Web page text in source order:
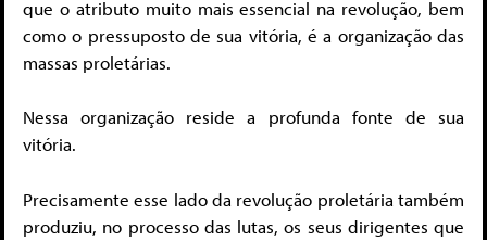
que o atributo muito mais essencial na revolução, bem
como o pressuposto de sua vitória, é a organização das
massas proletárias.
Nessa organização reside a profunda fonte de sua
vitória.
Precisamente esse lado da revolução proletária também
produziu, no processo das lutas, os seus dirigentes que